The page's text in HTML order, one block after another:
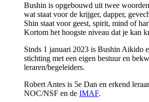
Bushin is opgebouwd uit twee
wat staat voor de krijger, dapper,
Shin staat voor geest, spirit, mind of
Kortom het hoogste niveau dat je kan
Sinds 1 januari 2023 is Bushin Aikido
stichting met een eigen bestuur en
leraren/begeleiders.
Robert Antes is 5e Dan en erkend
NOC/NSF en de IMAF.